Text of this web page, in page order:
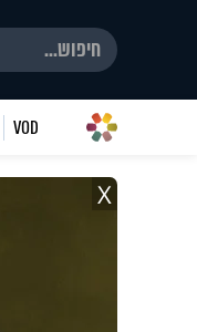
VOD
X